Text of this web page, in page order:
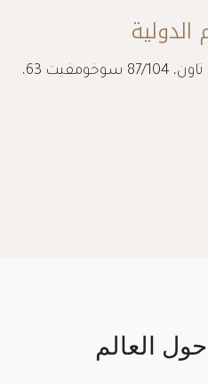
الطابق الأرضي، مبنى مودرن تاون، 87/104 سوخومفيت 63،
العالم